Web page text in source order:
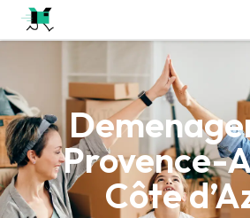
Provence-
Côte